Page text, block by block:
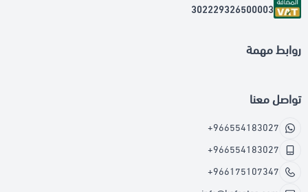
302229326500003
روابط مهمة
تواصل معنا
+966554183027
+966554183027
+966175107347